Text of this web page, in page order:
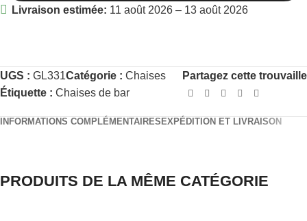
Livraison estimée: 11 août 2026 – 13 août 2026
UGS : GL331Catégorie : Chaises
Étiquette : Chaises de bar
Partagez cette trouvaille
INFORMATIONS COMPLÉMENTAIRES EXPÉDITION ET LIVRAISON
PRODUITS DE LA MÊME CATÉGORIE